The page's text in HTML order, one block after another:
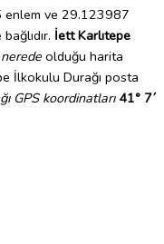
ve 29.123987
İett Karlıtepe
nerede olduğu harita
İlkokulu Durağı posta
GPS koordinatları 41° 7´